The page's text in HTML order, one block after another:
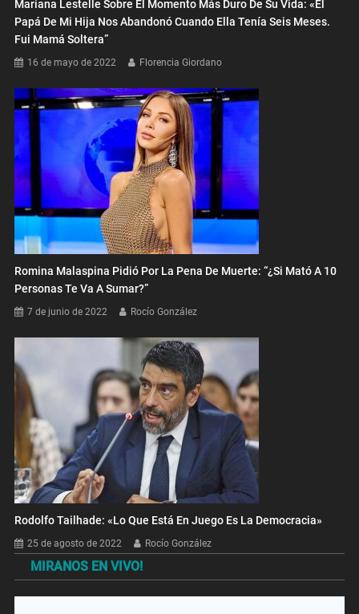
Mariana Lestelle Sobre El Momento Más Duro De Su Vida: «El
Papá De Mi Hija Nos Abandonó Cuando Ella Tenía Seis Meses.
Fui Mamá Soltera”
16 de mayo de 2022 Florencia Giordano
Romina Malaspina Pidió Por La Pena De Muerte: “¿Si Mató A 10
Personas Te Va A Sumar?”
7 de junio de 2022 Rocío González
Rodolfo Tailhade: «Lo Que Está En Juego Es La Democracia»
25 de agosto de 2022 Rocío González
MIRANOS EN VIVO!